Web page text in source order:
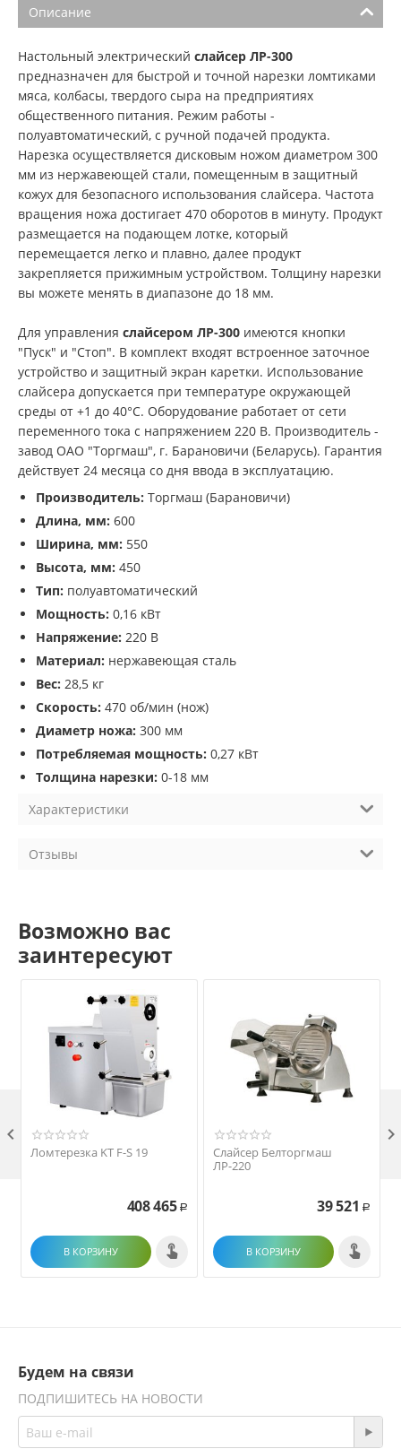
Описание
Настольный электрический слайсер ЛР-300
предназначен для быстрой и точной нарезки ломтиками
мяса, колбасы, твердого сыра на предприятиях
общественного питания. Режим работы -
полуавтоматический, с ручной подачей продукта.
Нарезка осуществляется дисковым ножом диаметром 300
мм из нержавеющей стали, помещенным в защитный
кожух для безопасного использования слайсера. Частота
вращения ножа достигает 470 оборотов в минуту. Продукт
размещается на подающем лотке, который
перемещается легко и плавно, далее продукт
закрепляется прижимным устройством. Толщину нарезки
вы можете менять в диапазоне до 18 мм.
Для управления слайсером ЛР-300 имеются кнопки
"Пуск" и "Стоп". В комплект входят встроенное заточное
устройство и защитный экран каретки. Использование
слайсера допускается при температуре окружающей
среды от +1 до 40°С. Оборудование работает от сети
переменного тока с напряжением 220 В. Производитель -
завод ОАО "Торгмаш", г. Барановичи (Беларусь). Гарантия
действует 24 месяца со дня ввода в эксплуатацию.
Производитель: Торгмаш (Барановичи)
Длина, мм: 600
Ширина, мм: 550
Высота, мм: 450
Тип: полуавтоматический
Мощность: 0,16 кВт
Напряжение: 220 В
Материал: нержавеющая сталь
Вес: 28,5 кг
Скорость: 470 об/мин (нож)
Диаметр ножа: 300 мм
Потребляемая мощность: 0,27 кВт
Толщина нарезки: 0-18 мм
Характеристики
Отзывы
Возможно вас
заинтересуют
Ломтерезка KT F-S 19
408 465 Р
В КОРЗИНУ
Слайсер Белторгмаш
ЛР-220
39 521 Р
В КОРЗИНУ
 
Будем на связи
ПОДПИШИТЕСЬ НА НОВОСТИ